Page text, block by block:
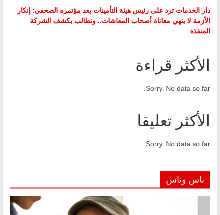
دار الخدمات ترد على رئيس هيئة التأمينات بعد مؤتمره الصحفي: إنكار
الأزمة لا ينهي معاناة أصحاب المعاشات.. ونطالب بكشف الشركة
المنفذة
الأكثر قراءة
Sorry. No data so far.
الأكثر تعليقا
Sorry. No data so far.
ناس وناس